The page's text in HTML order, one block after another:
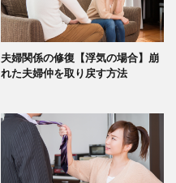
夫婦関係の修復【浮気の場合】崩
れた夫婦仲を取り戻す方法